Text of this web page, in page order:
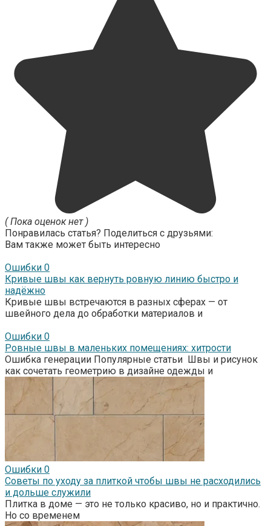
( Пока оценок нет )
Понравилась статья? Поделиться с друзьями:
Вам также может быть интересно
Ошибки 0
Кривые швы как вернуть ровную линию быстро и
надёжно
Кривые швы встречаются в разных сферах — от
швейного дела до обработки материалов и
Ошибки 0
Ровные швы в маленьких помещениях: хитрости
Ошибка генерации Популярные статьи Швы и рисунок
как сочетать геометрию в дизайне одежды и
Ошибки 0
Советы по уходу за плиткой чтобы швы не расходились
и дольше служили
Плитка в доме — это не только красиво, но и практично.
Но со временем